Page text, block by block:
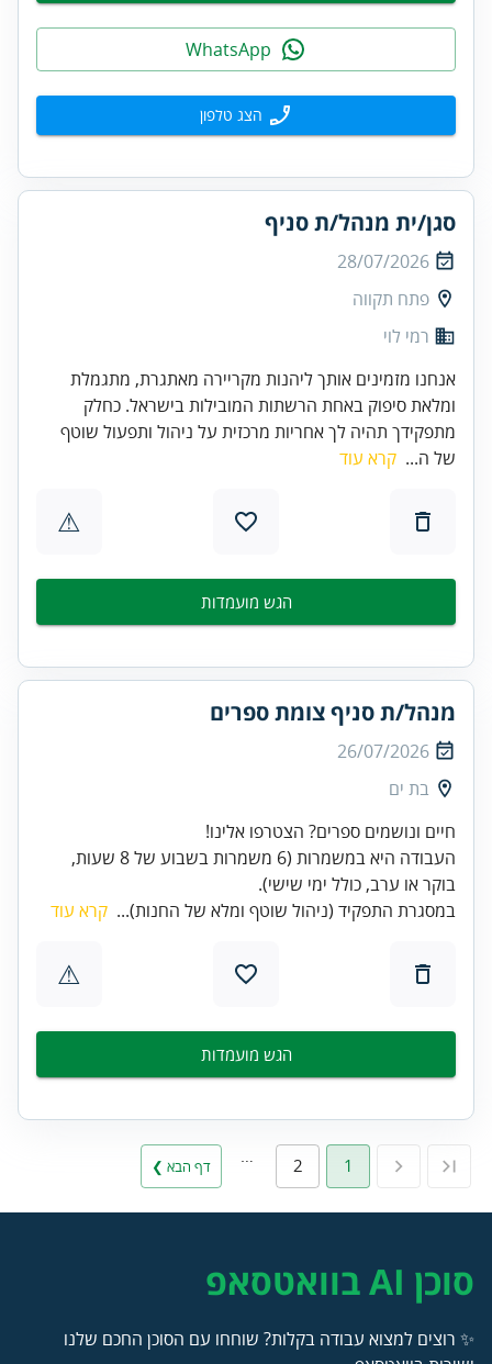
הצג טלפון
סגן/ית מנהל/ת סניף
28/07/2026
פתח תקווה
רמי לוי
אנחנו מזמינים אותך ליהנות מקריירה מאתגרת, מתגמלת
ומלאת סיפוק באחת הרשתות המובילות בישראל. כחלק
מתפקידך תהיה לך אחריות מרכזית על ניהול ותפעול שוטף
של ה... קרא עוד
⚠
הגש מועמדות
מנהל/ת סניף צומת ספרים
26/07/2026
בת ים
העבודה היא במשמרות (6 משמרות בשבוע של 8 שעות,
בוקר או ערב, כולל ימי שישי).
במסגרת התפקיד (ניהול שוטף ומלא של החנות)... קרא עוד
⚠
הגש מועמדות
1
2 דף הבא ❯
סוכן AI בוואטסאפ
✨ רוצים למצוא עבודה בקלות? שוחחו עם הסוכן החכם שלנו